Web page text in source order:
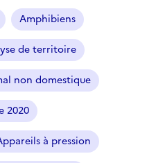
Amphibiens
de territoire
non domestique
2020
à pression